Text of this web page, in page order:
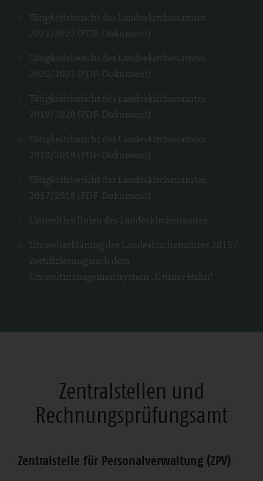
Tätigkeitsbericht des Landeskirchenamtes
2021/2022 (PDF-Dokument)
Tätigkeitsbericht des Landeskirchenamtes
2020/2021 (PDF-Dokument)
Tätigkeitsbericht des Landeskirchenamtes
2019/2020 (PDF-Dokument)
Tätigkeitsbericht des Landeskirchenamtes
2018/2019 (PDF-Dokument)
Tätigkeitsbericht des Landeskirchenamtes
2017/2018 (PDF-Dokument)
Umweltleitlinien des Landeskirchenamtes
Umwelterklärung des Landeskirchenamtes 2015 /
Zertifizierung nach dem
Umweltmanagementsystem „Grüner Hahn“
Zentralstellen und
Rechnungsprüfungsamt
Zentralstelle für Personalverwaltung (ZPV)